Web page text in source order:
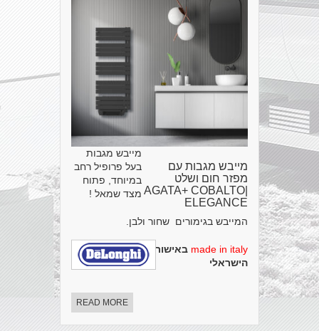
מייבש מגבות עם
מפזר חום ושלט
|AGATA+ COBALTO
ELEGANCE
מייבש מגבות
בעל פרופיל רחב
במיוחד, פתוח
מצד שמאל !
המייבש בגימורים שחור ולבן.
made in italy באישור מכון תקנים
הישראלי
READ MORE